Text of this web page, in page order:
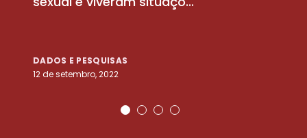
DADOS E PESQUISAS
12 de setembro, 2022